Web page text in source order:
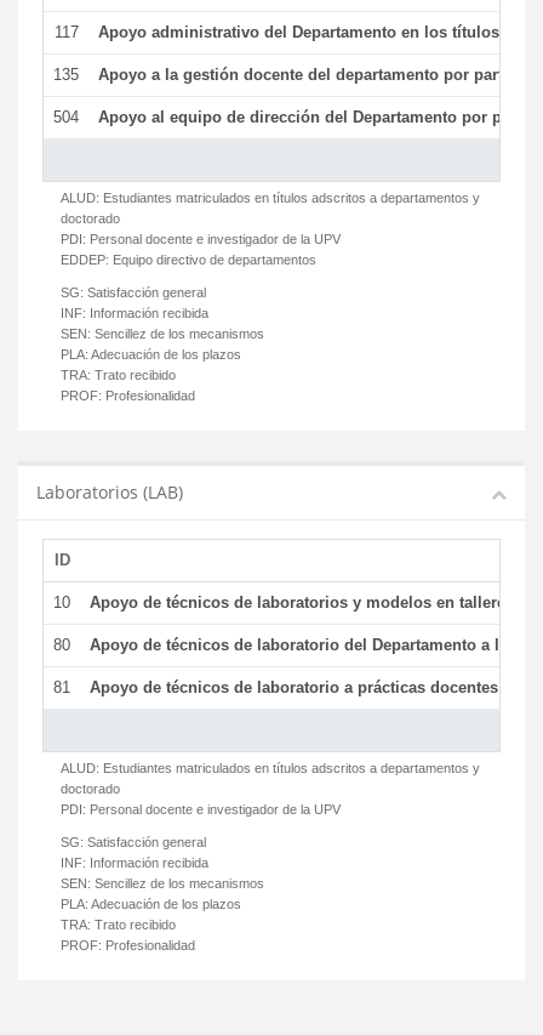
117 Apoyo administrativo del Departamento en los títulos de
135 Apoyo a la gestión docente del departamento por parte
504 Apoyo al equipo de dirección del Departamento por parte
ALUD: Estudiantes matriculados en títulos adscritos a departamentos y
doctorado
PDI: Personal docente e investigador de la UPV
EDDEP: Equipo directivo de departamentos
SG: Satisfacción general
INF: Información recibida
SEN: Sencillez de los mecanismos
PLA: Adecuación de los plazos
TRA: Trato recibido
PROF: Profesionalidad
Laboratorios (LAB)
ID
10 Apoyo de técnicos de laboratorios y modelos en talleres/
80 Apoyo de técnicos de laboratorio del Departamento a la
81 Apoyo de técnicos de laboratorio a prácticas docentes y
ALUD: Estudiantes matriculados en títulos adscritos a departamentos y
doctorado
PDI: Personal docente e investigador de la UPV
SG: Satisfacción general
INF: Información recibida
SEN: Sencillez de los mecanismos
PLA: Adecuación de los plazos
TRA: Trato recibido
PROF: Profesionalidad